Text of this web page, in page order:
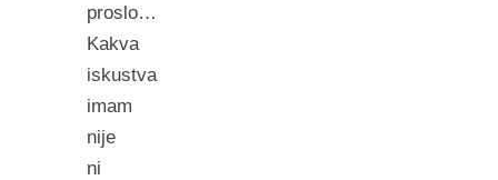
proslo…
Kakva
iskustva
imam
nije
ni